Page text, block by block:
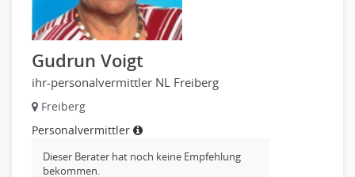
Maschinenbau
Materialwissenschaft
Mechatronik
Medizintechnik
Optiker, Akustiker
Brandschutz
Prozessmanagement
Qualitätsmanagement
Gudrun Voigt
ihr-personalvermittler NL Freiberg
Freiberg
Personalvermittler
Dieser Berater hat noch keine Empfehlung
bekommen.